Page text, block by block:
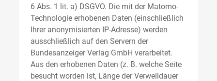
6 Abs. 1 lit. a) DSGVO. Die mit der Matomo-
Technologie erhobenen Daten (einschließlich
Ihrer anonymisierten IP-Adresse) werden
ausschließlich auf den Servern der
Bundesanzeiger Verlag GmbH verarbeitet.
Aus den erhobenen Daten (z. B. welche Seite
besucht worden ist, Länge der Verweildauer